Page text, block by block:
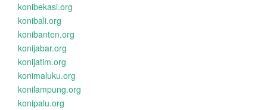
konibekasi.org
konibali.org
konibanten.org
konijabar.org
konijatim.org
konimaluku.org
konilampung.org
konipalu.org